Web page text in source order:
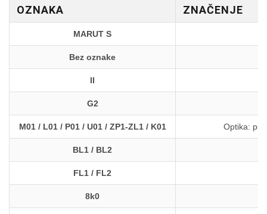
OZNAKA ZNAČENJE
MARUT S
Bez oznake
II
G2
M01 / L01 / P01 / U01 / ZP1-ZL1 / K01 Optika:
BL1 / BL2
FL1 / FL2
8k0